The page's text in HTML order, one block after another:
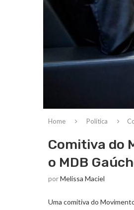
Home Política
Comitiva do
o MDB
porMelissa Maciel
Uma comitiva do